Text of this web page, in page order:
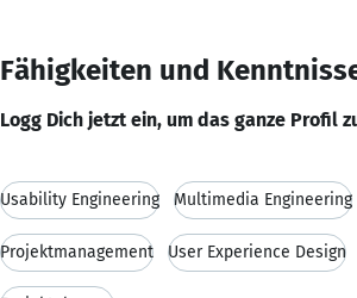
Fähigkeiten und
Logg Dich jetzt ein, um das ganze Profil
Usability Engineering Multimedia Engineering
Projektmanagement User Experience Design